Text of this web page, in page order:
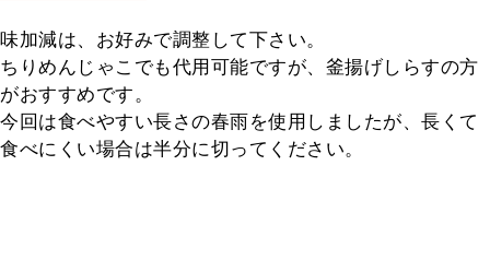
味加減は、お好みで調整して下さい。
ちりめんじゃこでも代用可能ですが、釜揚げしらすの方
がおすすめです。
今回は食べやすい長さの春雨を使用しましたが、長くて
食べにくい場合は半分に切ってください。